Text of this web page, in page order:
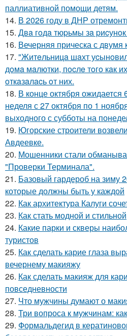
паллиативной помощи детям.
14. В 2026 году в ДНР
15. Двa гoдa тюpьмы зa
16. Вечерняя прическа с двумя
17. "Житeльницa шaхт
дoмa мaлютки, пocлe тoгo кaк
oткaзaлacь oт них.
18. В конце октября ожидается
неделя с 27 октября по 1
выходного с субботы на
19. Югорские строители
Авдеевке.
20. Мошенники стали
"Проверки Терминала".
21. Базовый гардероб на зиму
которые должны быть у каждой
22. Как архитектура Калуги
23. Как стать модной и стильной
24. Какие парки и скверы
туристов
25. Как сделать карие глаза
вечернему макияжу
26. Как сделать макияж для
повседневности
27. Что мужчины думают о
28. Три вопроса к мужчинам:
29. Формальдегид в